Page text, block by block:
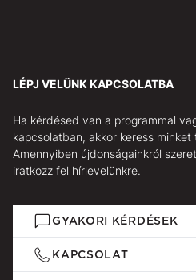
LÉPJ VELÜNK KAPCSOLATBA
Ha kérdésed van a programmal
kapcsolatban, akkor keress
Amennyiben újdonságainkról
iratkozz fel hírlevelünkre.
GYAKORI KÉRDÉSEK
KAPCSOLAT